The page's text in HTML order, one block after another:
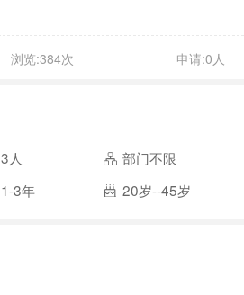
浏览:384次 申请:0人
3人
部门不限
1-3年 20岁--45岁